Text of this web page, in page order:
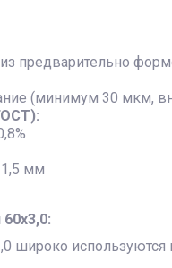
предварительно
(минимум 30 мкм,
мм
широко используются